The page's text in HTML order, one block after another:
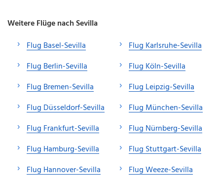
Weitere Flüge nach Sevilla
Flug Basel-Sevilla
Flug Berlin-Sevilla
Flug Bremen-Sevilla
Flug Düsseldorf-Sevilla
Flug Frankfurt-Sevilla
Flug Hamburg-Sevilla
Flug Hannover-Sevilla
Flug Karlsruhe-Sevilla
Flug Köln-Sevilla
Flug Leipzig-Sevilla
Flug München-Sevilla
Flug Nürnberg-Sevilla
Flug Stuttgart-Sevilla
Flug Weeze-Sevilla